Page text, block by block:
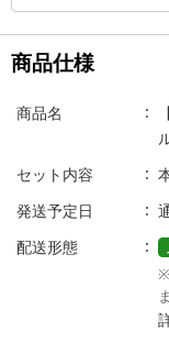
商品仕様
商品名
セット内容
発送予定日
配送形態